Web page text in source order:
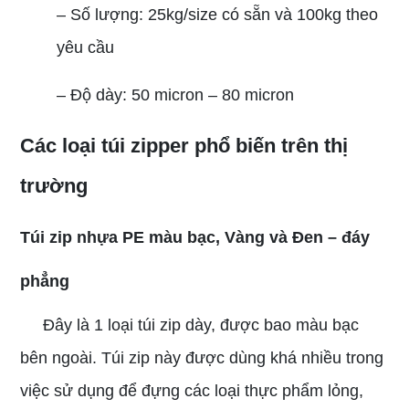
– Số lượng: 25kg/size có sẵn và 100kg theo
yêu cầu
– Độ dày: 50 micron – 80 micron
Các loại túi zipper phổ biến trên thị
trường
Túi zip nhựa PE màu bạc, Vàng và Đen – đáy
phẳng
Đây là 1 loại túi zip dày, được bao màu bạc
bên ngoài. Túi zip này được dùng khá nhiều trong
việc sử dụng để đựng các loại thực phẩm lỏng,